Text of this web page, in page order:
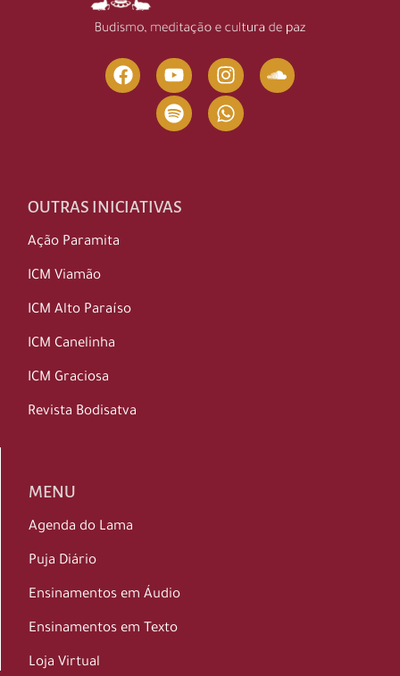
OUTRAS INICIATIVAS
Ação Paramita
ICM Viamão
ICM Alto Paraíso
ICM Canelinha
ICM Graciosa
Revista Bodisatva
MENU
Agenda do Lama
Puja Diário
Ensinamentos em Áudio
Ensinamentos em Texto
Loja Virtual